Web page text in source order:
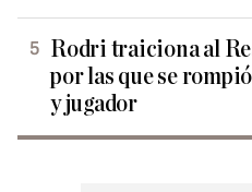
Rodri traiciona al
por las que se
y jugador